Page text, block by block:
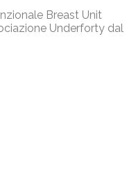
Breast Unit
Underforty dal